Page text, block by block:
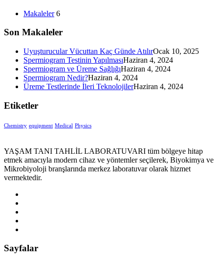
Makaleler 6
Son Makaleler
Uyuşturucular Vücuttan Kaç Günde AtılırOcak 10, 2025
Spermiogram Testinin YapılmasıHaziran 4, 2024
Spermiogram ve Üreme SağlığıHaziran 4, 2024
Spermiogram Nedir?Haziran 4, 2024
Üreme Testlerinde İleri TeknolojilerHaziran 4, 2024
Etiketler
Chemistry equipment‎ Medical Physics
YAŞAM TANI TAHLİL LABORATUVARI tüm bölgeye hitap
etmek amacıyla modern cihaz ve yöntemler seçilerek, Biyokimya ve
Mikrobiyoloji branşlarında merkez laboratuvar olarak hizmet
vermektedir.
Sayfalar